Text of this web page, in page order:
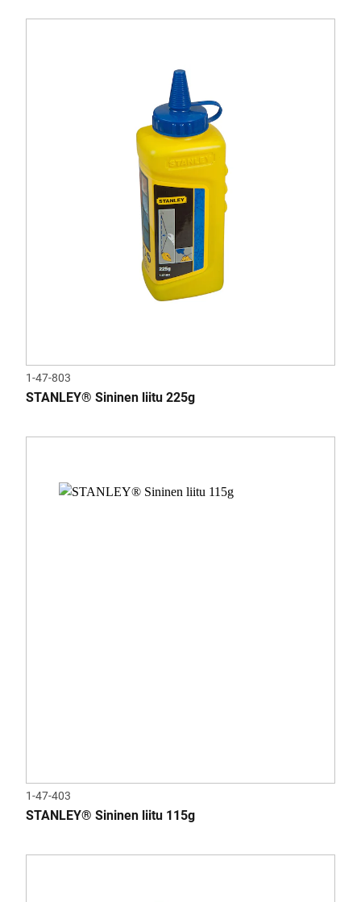
1-47-803
STANLEY® Sininen liitu 225g
1-47-403
STANLEY® Sininen liitu 115g